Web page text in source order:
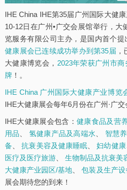
IHE China IHE第35届广州国际大健
10-12日在广州•广交会展馆举行，
览服务有限公司主办，是国内首个提
健康展会已连续成功举办到第35届
大健康博览会， 2023年荣获广州市商
牌 ！。
IHE China 广州国际大健康产业博览
IHE大健康展会每年6月份在广州·广交
IHE大健康展会包含： 健康食品及营
用品
氢健康产品及高端水 智慧
备 、抗衰美容及健康睡眠 、妇幼健康
医疗及医疗旅游
生物制品及抗衰美
大健康产业园区/基地 、包装及生产设
展会期待您的到来！